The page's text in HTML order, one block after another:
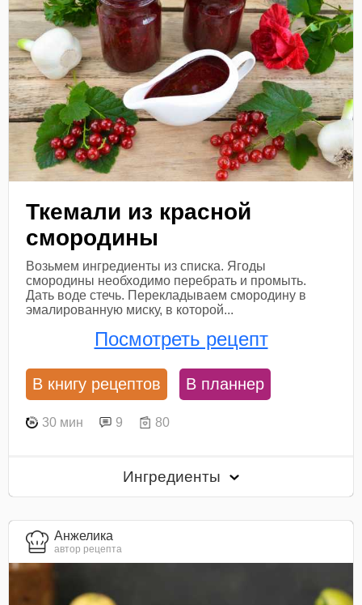
Ткемали из красной
смородины
Возьмем ингредиенты из списка. Ягоды
смородины необходимо перебрать и промыть.
Дать воде стечь. Перекладываем смородину в
эмалированную миску, в которой...
Посмотреть рецепт
В книгу рецептов В планнер
30 мин 9 80
Ингредиенты
Анжелика
автор рецепта